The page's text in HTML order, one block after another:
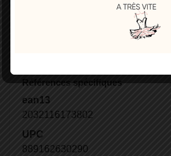
Détails du produit
Références spécifiques
ean13
2032116173802
UPC
889162630290